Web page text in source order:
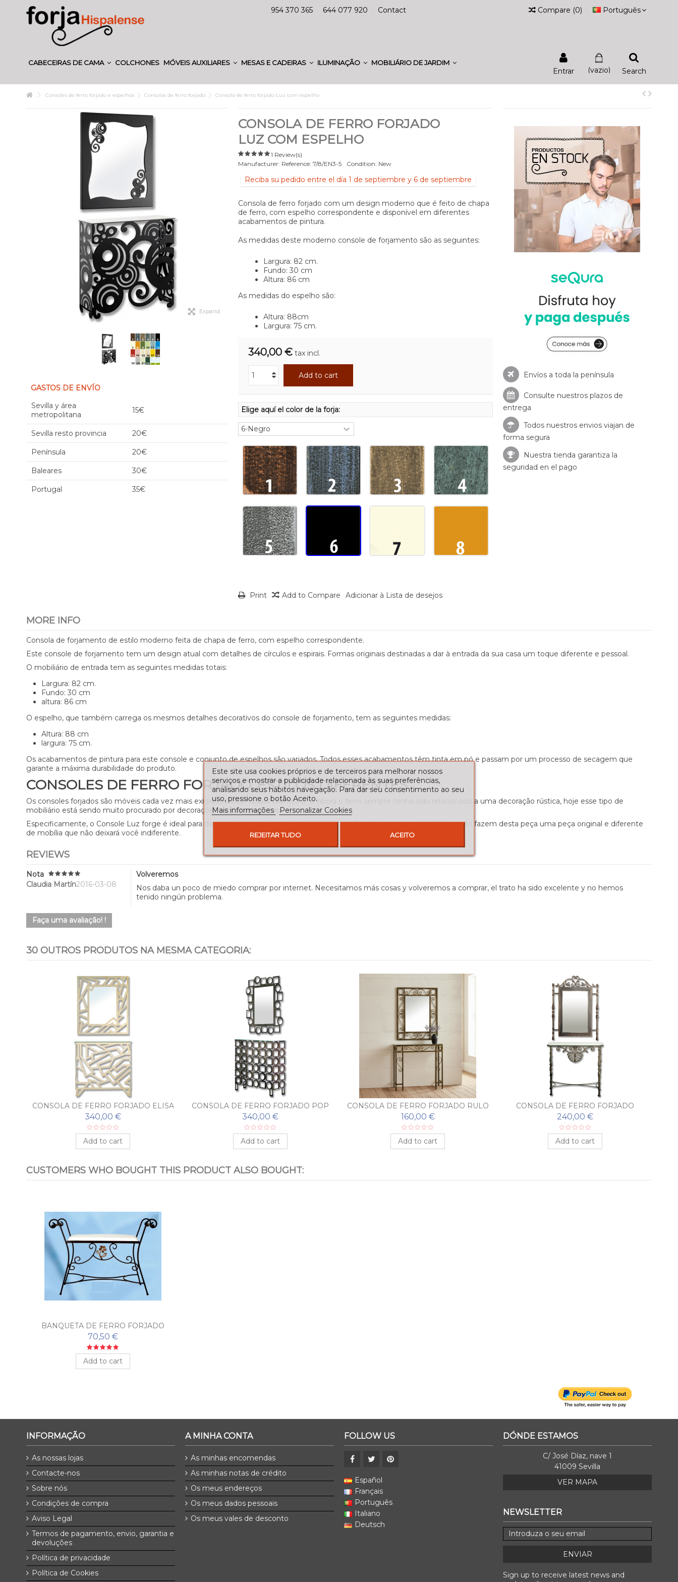
954 370 365 644 077 920 Contact Português
Compare (0)
CABECEIRAS DE CAMA COLCHONES MÓVEIS AUXILIARES MESAS E CADEIRAS ILUMINAÇÃO MOBILIÁRIO DE JARDIM
Search
(vazio)
Entrar
Consoles de ferro forjado e espelhos Consolas de ferro forjado Consola de ferro forjado Luz com espelho
Expand
GASTOS DE ENVÍO
Sevilla y área
metropolitana
15€
Sevilla resto provincia 20€
Península 20€
Baleares 30€
Portugal 35€
CONSOLA DE FERRO FORJADO
LUZ COM ESPELHO
1 Review(s)
Manufacturer: Reference: 7/8/EN3-5 Condition: New
Reciba su pedido entre el día 1 de septiembre y 6 de septiembre
Consola de ferro forjado com um design moderno que é feito de chapa
de ferro, com espelho correspondente e disponível em diferentes
acabamentos de pintura.
As medidas deste moderno console de forjamento são as seguintes:
Largura: 82 cm.
Fundo: 30 cm
Altura: 86 cm
As medidas do espelho são:
Altura: 88cm
Largura: 75 cm.
340,00 € tax incl.
Add to cart
Elige aquí el color de la forja:
Print Add to Compare Adicionar à Lista de desejos
Envíos a toda la península
Consulte nuestros plazos de
entrega
Todos nuestros envios viajan de
forma segura
Nuestra tienda garantiza la
seguridad en el pago
MORE INFO
Consola de forjamento de estilo moderno feita de chapa de ferro, com espelho correspondente.
Este console de forjamento tem um design atual com detalhes de círculos e espirais. Formas originais destinadas a dar à entrada da sua casa um toque diferente e pessoal.
O mobiliário de entrada tem as seguintes medidas totais:
Largura: 82 cm.
Fundo: 30 cm
altura: 86 cm
O espelho, que também carrega os mesmos detalhes decorativos do console de forjamento, tem as seguintes medidas:
Altura: 88 cm
largura: 75 cm.
Os acabamentos de pintura para este console e conjunto de espelhos são variados. Todos esses acabamentos têm tinta em pó e passam por um processo de secagem que
garante a máxima durabilidade do produto.
CONSOLES DE FERRO FORJADO, ESTILOS DIFERENTES
Os consoles forjados são móveis cada vez mais exigidos pelos nossos clientes e, embora o ferro sempre tenha sido relacionado a uma decoração rústica, hoje esse tipo de
mobiliário está sendo muito procurado por decorações contemporâneas.
Especificamente, o Console Luz forge é ideal para dar um toque moderno à entrada da casa. Seu design e modo de fabricação fazem desta peça uma peça original e diferente
de mobília que não deixará você indiferente.
REVIEWS
Nota
Claudia Martín2016-03-08
Volveremos
Nos daba un poco de miedo comprar por internet. Necesitamos más cosas y volveremos a comprar, el trato ha sido excelente y no hemos
tenido ningún problema.
Faça uma avaliação! !
30 OUTROS PRODUTOS NA MESMA CATEGORIA:
CONSOLA DE FERRO FORJADO ELISA
COM ESPELHO
340,00 €
Add to cart
CONSOLA DE FERRO FORJADO POP
COM ESPELHO
340,00 €
Add to cart
CONSOLA DE FERRO FORJADO RULO
COM ESPELHO
160,00 €
Add to cart
CONSOLA DE FERRO FORJADO
PEINETA COM ESPELHO
240,00 €
Add to cart
CUSTOMERS WHO BOUGHT THIS PRODUCT ALSO BOUGHT:
BANQUETA DE FERRO FORJADO
PARA QUARTO FLOR
70,50 €
Add to cart
INFORMAÇÃO
As nossas lojas
Contacte-nos
Sobre nós
Condições de compra
Aviso Legal
Termos de pagamento, envio, garantia e
devoluções
Política de privacidade
Política de Cookies
A MINHA CONTA
As minhas encomendas
As minhas notas de crédito
Os meus endereços
Os meus dados pessoais
Os meus vales de desconto
FOLLOW US
Español
Français
Português
Italiano
Deutsch
DÓNDE ESTAMOS
C/ José Díaz, nave 1
41009 Sevilla
VER MAPA
NEWSLETTER
ENVIAR
Sign up to receive latest news and
Este site usa cookies próprios e de terceiros para melhorar nossos
serviços e mostrar a publicidade relacionada às suas preferências,
analisando seus hábitos navegação. Para dar seu consentimento ao seu
uso, pressione o botão Aceito.
Mais informações
Personalizar Cookies
REJEITAR TUDO ACEITO